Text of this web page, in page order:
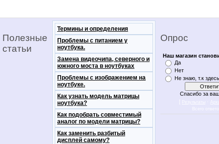
Полезные
статьи
Термины и определения
Проблемы с питанием у
ноутбука.
Замена видеочипа, северного и
южного моста в ноутбуках
Проблемы с изображением на
ноутбуке.
Как узнать модель матрицы
ноутбука?
Как подобрать совместимый
аналог по модели матрицы?
Как заменить разбитый
дисплей самому?
Опрос
Наш магазин
Да
Нет
Не знаю, т.к
Спасибо за